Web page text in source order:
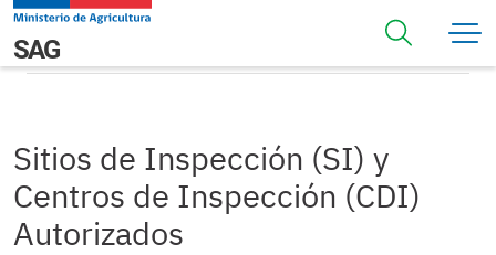
Pasar al contenido principal
Navegación principal
SAGProcedimientos
Sitios de Inspección (SI) y
Centros de Inspección (CDI)
Autorizados